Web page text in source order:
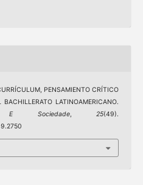
PENSAMIENTO CRÍTICO
LATINOAMERICANO.
E Sociedade, 25(49).